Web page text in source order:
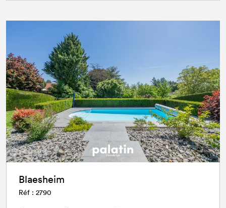
Blaesheim
Réf : 2790